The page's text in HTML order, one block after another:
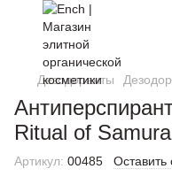
Дезодоранты
Ritual of
Артикул: 00485 Оставить